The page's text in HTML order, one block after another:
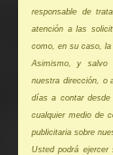
responsable de
atención a las
como, en su caso, la
Asimismo, y salvo
nuestra dirección, o
días a contar desde
cualquier medio de
publicitaria sobre
Usted podrá ejercer